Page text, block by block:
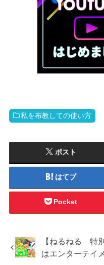
私を布教しての使い方
ポスト
はてブ
Pocket
【ねるねる 特
はエンターテイ